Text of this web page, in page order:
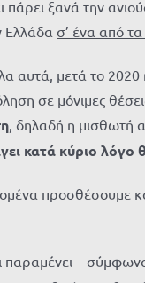
πάρει ξανά την
Ελλάδα σ’ ένα από
αυτά, μετά το
σε μόνιμες
, δηλαδή η μισθωτή
κατά κύριο
προσθέσουμε
παραμένει –